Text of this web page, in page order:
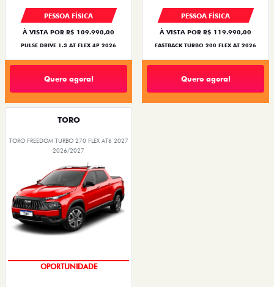
PESSOA FÍSICA
À VISTA POR R$ 109.990,00
PULSE DRIVE 1.3 AT FLEX 4P 2026
Quero agora!
PESSOA FÍSICA
À VISTA POR R$ 119.990,00
FASTBACK TURBO 200 FLEX AT 2026
Quero agora!
TORO
TORO FREEDOM TURBO 270 FLEX AT6 2027
2026/2027
OPORTUNIDADE